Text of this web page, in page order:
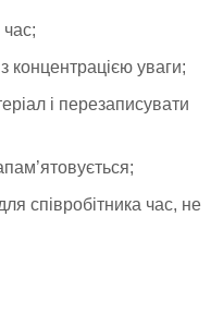
час;
концентрацією уваги;
і перезаписувати
співробітника час, не